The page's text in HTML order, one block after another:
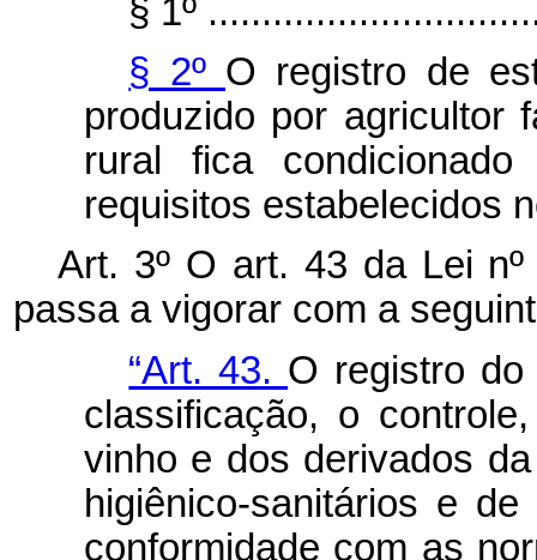
§ 1º
§ 2º O registro de
produzido por agricultor
rural fica
requisitos estabelecidos
Art. 3º O art. 43 da Lei
passa a vigorar com a
“Art. 43. O registro do
classificação, o
vinho e dos derivados
higiênico-sanitários e
conformidade com as